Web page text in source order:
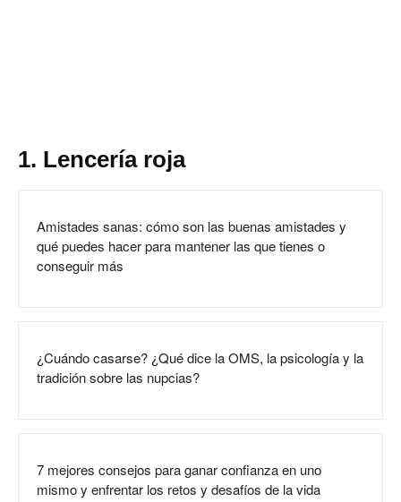
1. Lencería roja
Amistades sanas: cómo son las buenas amistades y
qué puedes hacer para mantener las que tienes o
conseguir más
¿Cuándo casarse? ¿Qué dice la OMS, la psicología y la
tradición sobre las nupcias?
7 mejores consejos para ganar confianza en uno
mismo y enfrentar los retos y desafíos de la vida